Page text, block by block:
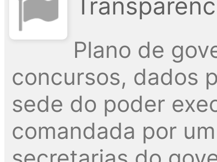
Plano de
concursos, dados
sede do poder
comandada por